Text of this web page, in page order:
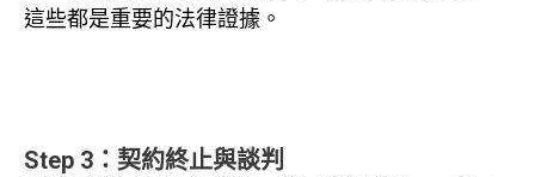
這些都是重要的法律證據。
Step 3：契約終止與談判